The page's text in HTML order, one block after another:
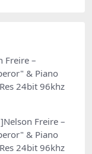
Freire –
& Piano
24bit 96khz
Freire –
& Piano
24bit 96khz